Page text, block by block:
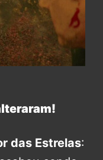
das Estrelas: